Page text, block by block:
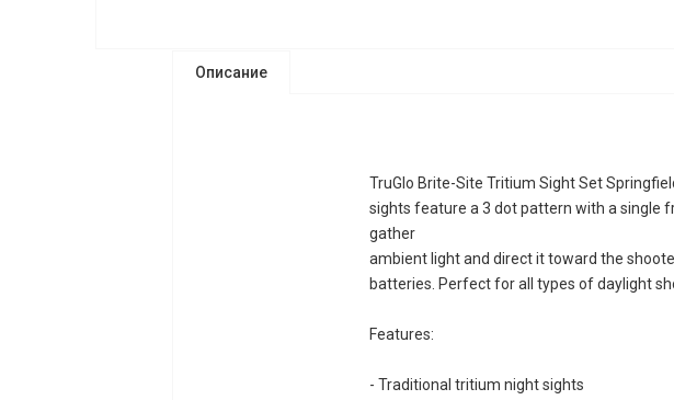
Описание
TruGlo Brite-Site Tritium Sight Set
sights feature a 3 dot pattern with a single
gather
ambient light and direct it toward the
batteries. Perfect for all types of daylight
Features:
- Traditional tritium night sights